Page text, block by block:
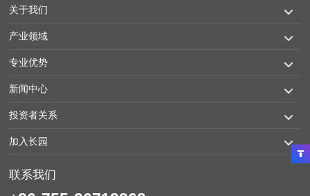
关于我们
产业领域
专业优势
新闻中心
投资者关系
加入长园
联系我们